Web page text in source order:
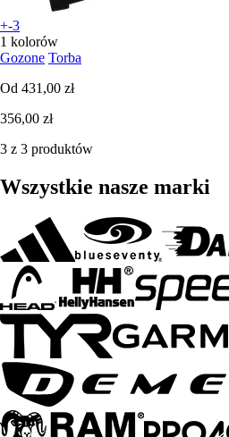
+-3
1 kolorów
Gozone Torba
Od 431,00 zł
356,00 zł
3 z 3 produktów
Wszystkie nasze marki